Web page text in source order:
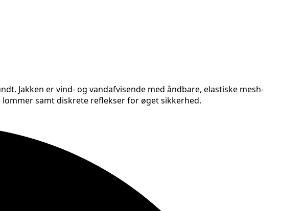
Jakken er vind- og vandafvisende med åndbare, elastiske mesh-
samt diskrete reflekser for øget sikkerhed.